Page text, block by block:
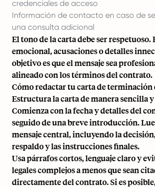
credenciales de acceso
Información de contacto en caso de
una consulta adicional
El tono de la carta debe ser respetuoso.
emocional, acusaciones o detalles
objetivo es que el mensaje sea
alineado con los términos del contrato.
Cómo redactar tu carta de terminación
Estructura la carta de manera sencilla
Comienza con la fecha y detalles del
seguido de una breve introducción.
mensaje central, incluyendo la
respaldo y las instrucciones finales.
Usa párrafos cortos, lenguaje claro y
legales complejos a menos que sean
directamente del contrato. Si es